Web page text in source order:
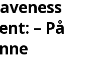
– På